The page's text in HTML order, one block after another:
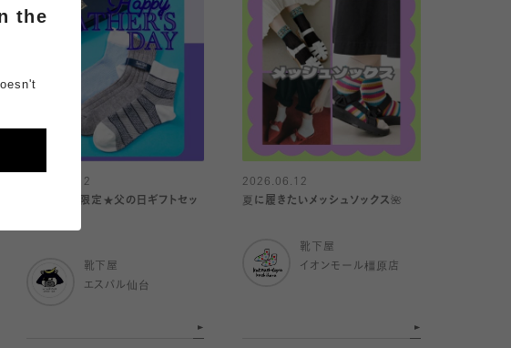
2026.06.12
オンライン限定★父の日ギフトセッ
靴下屋
エスパル仙台
2026.06.12
夏に履きたいメッシュソックス🌺
靴下屋
イオンモール橿原店
the